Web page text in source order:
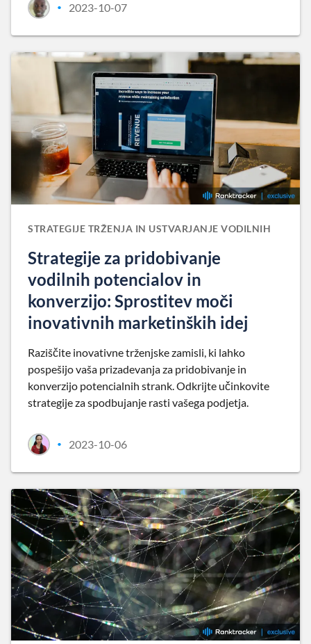
• 2023-10-07
STRATEGIJE TRŽENJA IN USTVARJANJE VODILNIH
Strategije za pridobivanje
vodilnih potencialov in
konverzijo: Sprostitev moči
inovativnih marketinških idej
Raziščite inovativne trženjske zamisli, ki lahko
pospešijo vaša prizadevanja za pridobivanje in
konverzijo potencialnih strank. Odkrijte učinkovite
strategije za spodbujanje rasti vašega podjetja.
• 2023-10-06